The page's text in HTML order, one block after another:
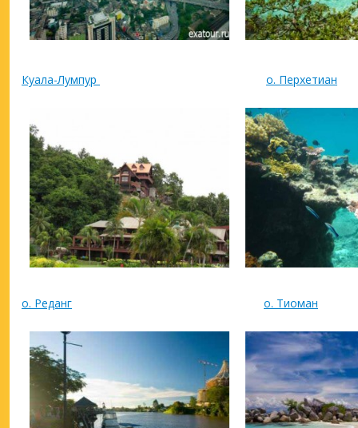
Куала-Лумпур о. Перхетиан
о. Реданг о. Тиоман